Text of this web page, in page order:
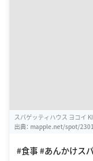
スパゲッティハウス ヨコイ
出典： mapple.net/spot/
#食事 #あんかけス